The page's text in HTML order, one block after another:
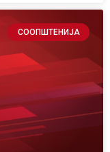
СООПШТЕНИЈА